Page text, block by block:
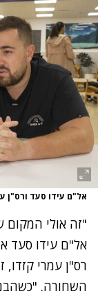
אל"ם עידו סעד ורס"ן
"זה אולי המקום
אל"ם עידו סעד
רס"ן עמרי
השחורה.